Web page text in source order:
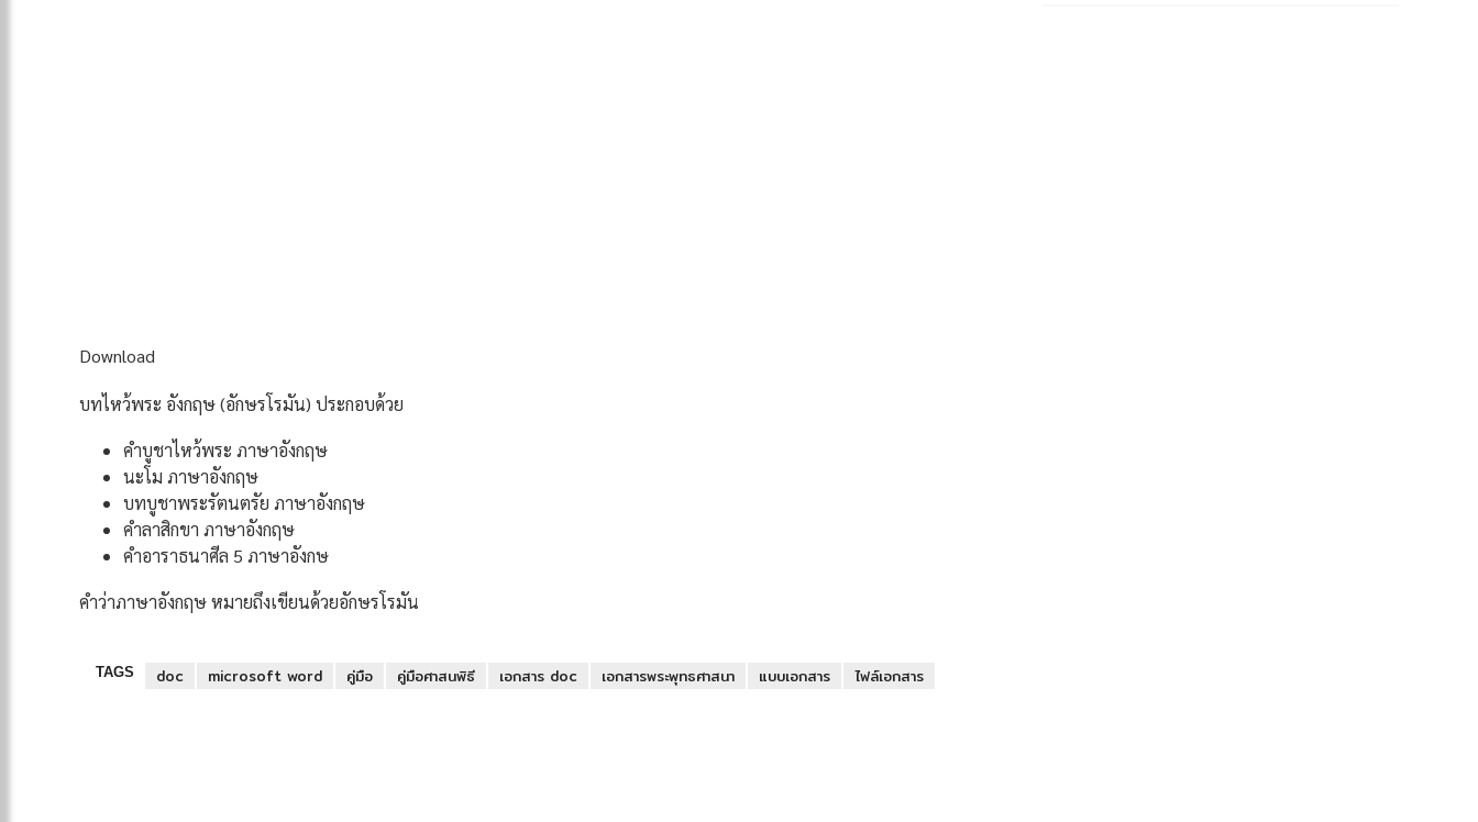
Download
บทไหว้พระ อังกฤษ (อักษรโรมัน) ประกอบด้วย
คำบูชาไหว้พระ ภาษาอังกฤษ
นะโม ภาษาอังกฤษ
บทบูชาพระรัตนตรัย ภาษาอังกฤษ
คำลาสิกขา ภาษาอังกฤษ
คำอาราธนาศีล 5 ภาษาอังกษ
คำว่าภาษาอังกฤษ หมายถึงเขียนด้วยอักษรโรมัน
TAGS doc microsoft word คู่มือ คู่มือศาสนพิธี เอกสาร doc เอกสารพระพุทธศาสนา แบบเอกสาร ไฟล์เอกสาร